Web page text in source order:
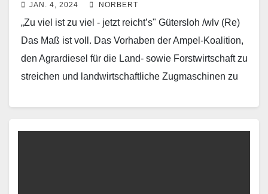
JAN. 4, 2024 NORBERT
„Zu viel ist zu viel - jetzt reicht’s" Gütersloh /wlv (Re)
Das Maß ist voll. Das Vorhaben der Ampel-Koalition,
den Agrardiesel für die Land- sowie Forstwirtschaft zu
streichen und landwirtschaftliche Zugmaschinen zu